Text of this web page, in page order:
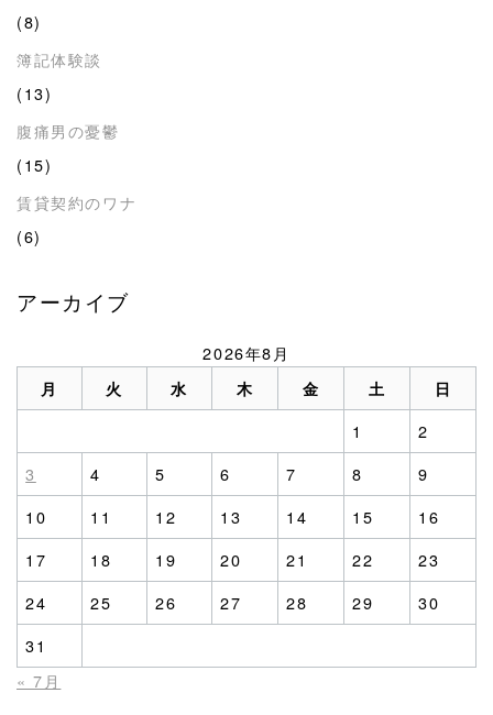
(8)
簿記体験談
(13)
腹痛男の憂鬱
(15)
賃貸契約のワナ
(6)
アーカイブ
2026年8月
月 火 水 木 金 土 日
1
2
3
4 5 6 7 8
9
10
11 12 13 14 15
16
17
18 19 20 21 22
23
24
25 26 27 28 29
30
31
« 7月